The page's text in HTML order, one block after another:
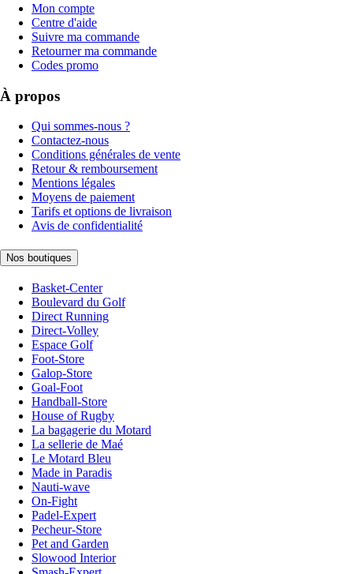
Mon compte
Centre d'aide
Suivre ma commande
Retourner ma commande
Codes promo
À propos
Qui sommes-nous ?
Contactez-nous
Conditions générales de vente
Retour & remboursement
Mentions légales
Moyens de paiement
Tarifs et options de livraison
Avis de confidentialité
Nos boutiques
Basket-Center
Boulevard du Golf
Direct Running
Direct-Volley
Espace Golf
Foot-Store
Galop-Store
Goal-Foot
Handball-Store
House of Rugby
La bagagerie du Motard
La sellerie de Maé
Le Motard Bleu
Made in Paradis
Nauti-wave
On-Fight
Padel-Expert
Pecheur-Store
Pet and Garden
Slowood Interior